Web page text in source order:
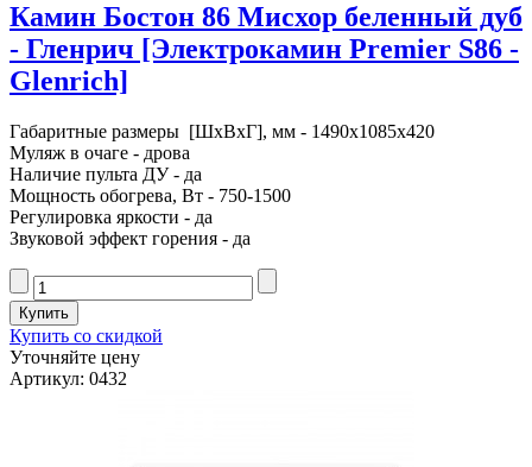
Камин Бостон 86 Мисхор беленный дуб
- Гленрич [Электрокамин Premier S86 -
Glenrich]
Габаритные размеры [ШxВxГ], мм - 1490x1085x420
Муляж в очаге - дрова
Наличие пульта ДУ - да
Мощность обогрева, Вт - 750-1500
Регулировка яркости - да
Звуковой эффект горения - да
Купить со скидкой
Уточняйте цену
Артикул: 0432